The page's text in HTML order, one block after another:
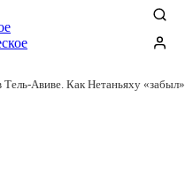
Авиве. Как Нетаньяху «забыл»